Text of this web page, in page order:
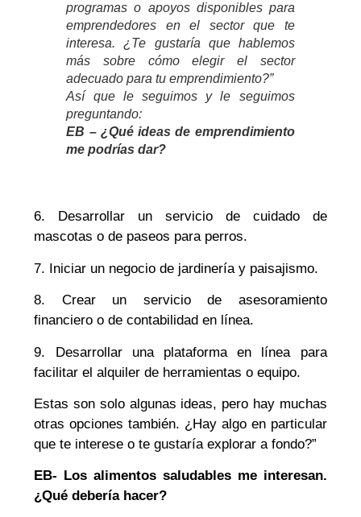
programas o apoyos disponibles para
emprendedores en el sector que te
interesa. ¿Te gustaría que hablemos
más sobre cómo elegir el sector
adecuado para tu emprendimiento?”
Así que le seguimos y le seguimos
preguntando:
EB – ¿Qué ideas de emprendimiento
me podrías dar?
6. Desarrollar un servicio de cuidado de
mascotas o de paseos para perros.
7. Iniciar un negocio de jardinería y paisajismo.
8. Crear un servicio de asesoramiento
financiero o de contabilidad en línea.
9. Desarrollar una plataforma en línea para
facilitar el alquiler de herramientas o equipo.
Estas son solo algunas ideas, pero hay muchas
otras opciones también. ¿Hay algo en particular
que te interese o te gustaría explorar a fondo?”
EB- Los alimentos saludables me interesan.
¿Qué debería hacer?